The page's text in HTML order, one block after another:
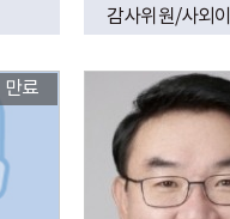
감사위원/사외
만료